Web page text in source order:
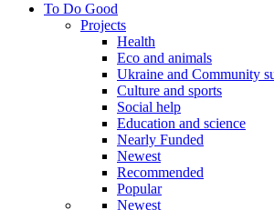
To Do Good
Projects
Health
Eco and animals
Ukraine and Community
Culture and sports
Social help
Education and science
Nearly Funded
Newest
Recommended
Popular
Newest